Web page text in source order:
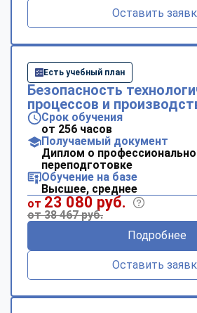
Оставить
Есть учебный план
Безопасность
процессов и
Срок обучения
от 256 часов
Получаемый документ
Диплом о
переподготовке
Обучение на базе
Высшее, среднее
от 23 080 руб.
от 38 467 руб.
Подробнее
Оставить